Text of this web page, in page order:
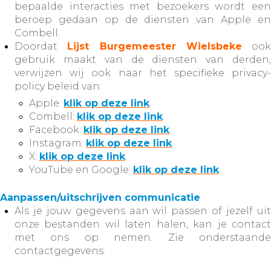
bepaalde interacties met bezoekers wordt een
beroep gedaan op de diensten van Apple en
Combell.
Doordat Lijst Burgemeester Wielsbeke ook
gebruik maakt van de diensten van derden,
verwijzen wij ook naar het specifieke privacy-
policy beleid van:
Apple: klik op deze link.
Combell: klik op deze link.
Facebook: klik op deze link.
Instagram: klik op deze link.
X: klik op deze link.
YouTube en Google: klik op deze link.​​​​​​​
Aanpassen/uitschrijven communicatie
Als je jouw gegevens aan wil passen of jezelf uit
onze bestanden wil laten halen, kan je contact
met ons op nemen. Zie onderstaande
contactgegevens.